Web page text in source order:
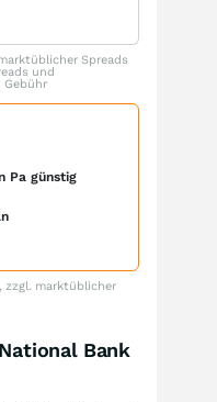
Spreads
und
Gebühr
Pa günstig
zzgl. marktüblicher
Bank